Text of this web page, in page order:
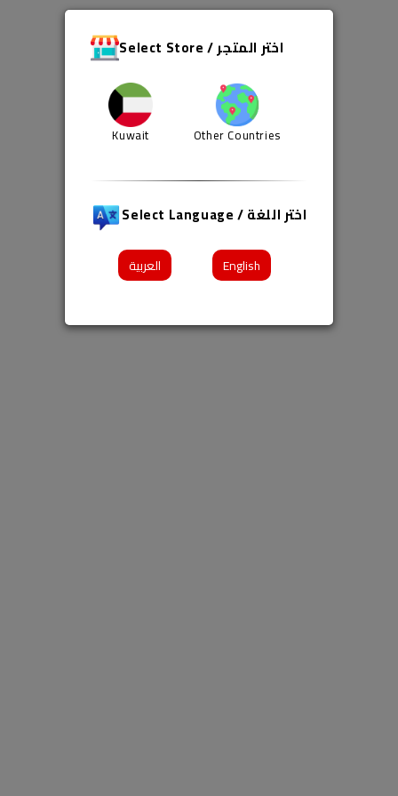
Select Store / اختر المتجر
Kuwait Other Countries
Select Language / اختر اللغة
العربية English